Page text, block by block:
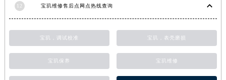
湖北省鄂州市鄂城区文星大道宝玑售后服务中心（需提前预约）
湖北省黄冈市黄州区赤壁大道宝玑售后服务中心（需提前预约）
湖北省荆门市东宝中天街步行街宝玑售后服务中心（需提前预约）
湖北省荆州市荆州区荆中路宝玑售后服务中心（需提前预约）
湖北省十堰市茅箭区人民北路宝玑售后服务中心（需提前预约）
12 宝玑维修售后点网点热线查询
宝玑，调试校准 宝玑，表壳磨损
宝玑保养 宝玑维修